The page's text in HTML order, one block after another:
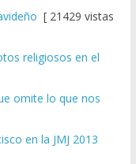
[ 21429 vistas
religiosos en el
omite lo que nos
en la JMJ 2013